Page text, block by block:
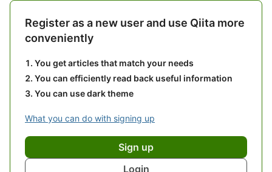
Register as a new user and use Qiita more
conveniently
You get articles that match your needs
You can efficiently read back useful information
You can use dark theme
What you can do with signing up
Sign up
Login